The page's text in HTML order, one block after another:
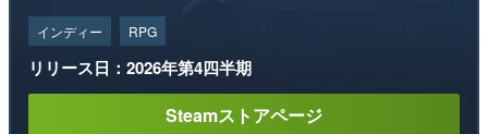
インディー RPG
リリース日：2026年第4四半期
Steamストアページ